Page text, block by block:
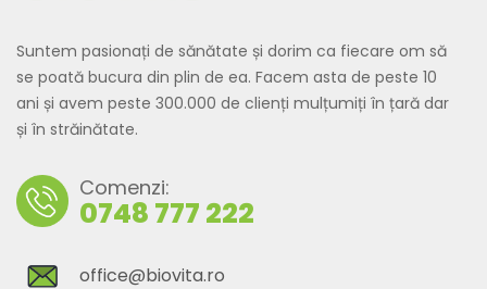
Suntem pasionați de sănătate și dorim ca fiecare om să
se poată bucura din plin de ea. Facem asta de peste 10
ani și avem peste 300.000 de clienți mulțumiți în țară dar
și în străinătate.
Comenzi:
0748 777 222
office@biovita.ro